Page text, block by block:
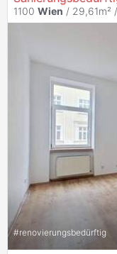
1100 Wien / 29,61m² /
#renovierungsbedürftig